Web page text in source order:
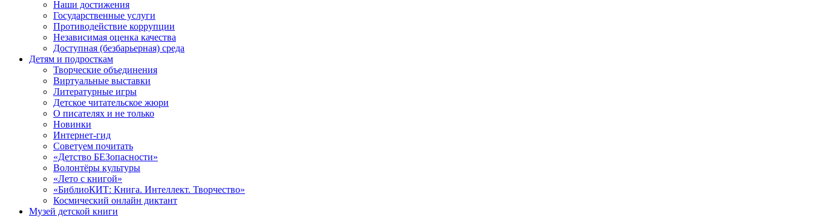
Наши достижения
Государственные услуги
Противодействие коррупции
Независимая оценка качества
Доступная (безбарьерная) среда
Детям и подросткам
Творческие объединения
Виртуальные выставки
Литературные игры
Детское читательское жюри
О писателях и не только
Новинки
Интернет-гид
Советуем почитать
«Детство БЕЗопасности»
Волонтёры культуры
«Лето с книгой»
«БиблиоКИТ: Книга. Интеллект. Творчество»
Космический онлайн диктант
Музей детской книги